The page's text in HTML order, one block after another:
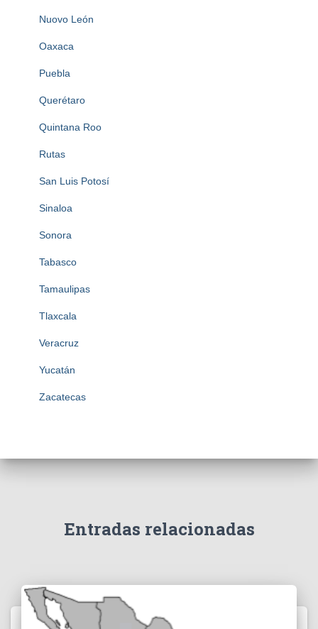
Nuovo León
Oaxaca
Puebla
Querétaro
Quintana Roo
Rutas
San Luis Potosí
Sinaloa
Sonora
Tabasco
Tamaulipas
Tlaxcala
Veracruz
Yucatán
Zacatecas
Entradas relacionadas